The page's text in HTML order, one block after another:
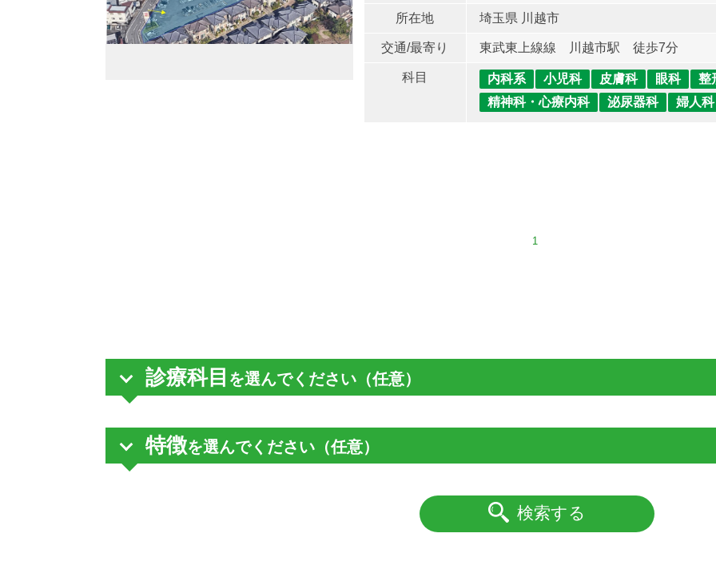
所在地 埼玉県 川越市
交通/最寄り 東武東上線線 川越市駅 徒歩7分
科目 内科系 小児科 皮膚科 眼科
整
精神科・心療内科
泌尿器科 婦人科
1
診療科目 を選んでください（任意）
特徴を選んでください（任意）
検索する